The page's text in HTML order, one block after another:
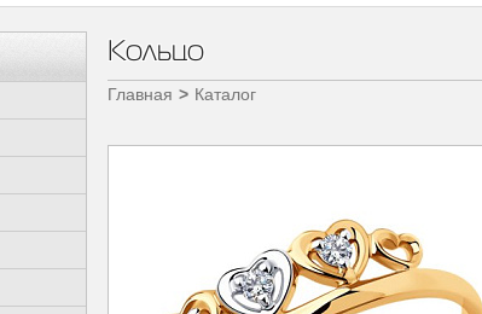
Кольцо
Главная Каталог